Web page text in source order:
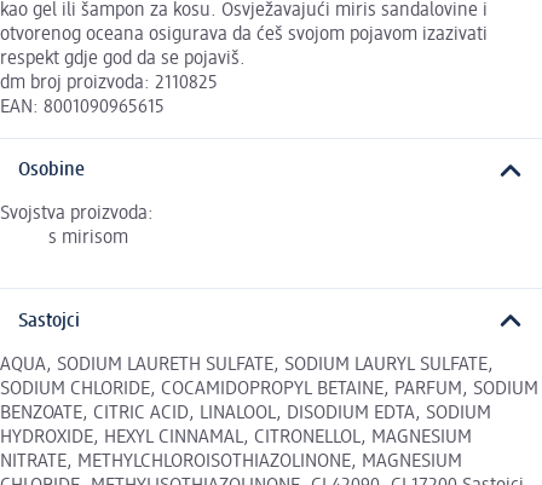
kao gel ili šampon za kosu. Osvježavajući miris sandalovine i
otvorenog oceana osigurava da ćeš svojom pojavom izazivati
respekt gdje god da se pojaviš.
dm broj proizvoda: 2110825
EAN: 8001090965615
Osobine
Svojstva proizvoda:
s mirisom
Sastojci
AQUA, SODIUM LAURETH SULFATE, SODIUM LAURYL SULFATE,
SODIUM CHLORIDE, COCAMIDOPROPYL BETAINE, PARFUM, SODIUM
BENZOATE, CITRIC ACID, LINALOOL, DISODIUM EDTA, SODIUM
HYDROXIDE, HEXYL CINNAMAL, CITRONELLOL, MAGNESIUM
NITRATE, METHYLCHLOROISOTHIAZOLINONE, MAGNESIUM